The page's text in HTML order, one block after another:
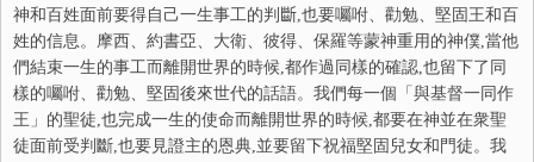
神和百姓面前要得自己一生事工的判 斷,也要囑咐、勸勉、堅固王和百
姓的信息。摩西、約書亞、大衛、彼得、保羅等蒙神重用的神僕,當他
們結束一生的事工而離開世界的時候,都作過同樣的確認,也留下了同
樣的囑咐、勸勉、堅固後來世代的話語。我們每一個「與基督一同作
王」的聖徒,也完成一生的使命而離開世界的時候,都要在神並在衆聖
徒面前受判斷,也要見證主的恩典,並要留下祝福堅固兒女和門徒。我